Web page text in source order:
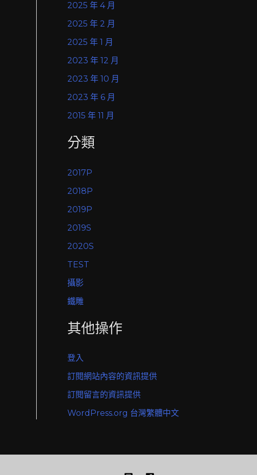
2025 年 4 月
2025 年 2 月
2025 年 1 月
2023 年 12 月
2023 年 10 月
2023 年 6 月
2015 年 11 月
分類
2017P
2018P
2019P
2019S
2020S
TEST
攝影
鐵雕
其他操作
登入
訂閱網站內容的資訊提供
訂閱留言的資訊提供
WordPress.org 台灣繁體中文